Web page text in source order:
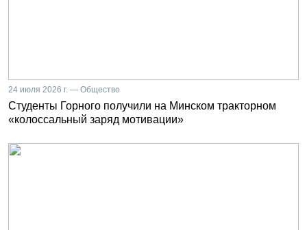
24 июля 2026 г. — Общество
Студенты Горного получили на Минском тракторном
«колоссальный заряд мотивации»